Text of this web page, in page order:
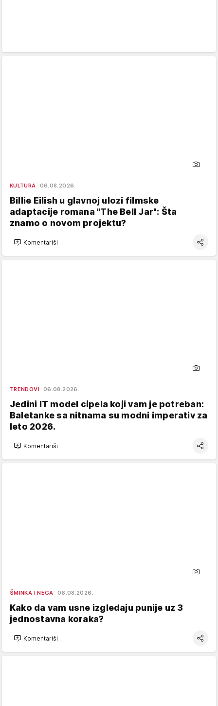
KULTURA 06.08.2026.
Billie Eilish u glavnoj ulozi filmske
adaptacije romana "The Bell Jar": Šta
znamo o novom projektu?
Komentariši
TRENDOVI 06.08.2026.
Jedini IT model cipela koji vam je potreban:
Baletanke sa nitnama su modni imperativ za
leto 2026.
Komentariši
ŠMINKA I NEGA 06.08.2026.
Kako da vam usne izgledaju punije uz 3
jednostavna koraka?
Komentariši